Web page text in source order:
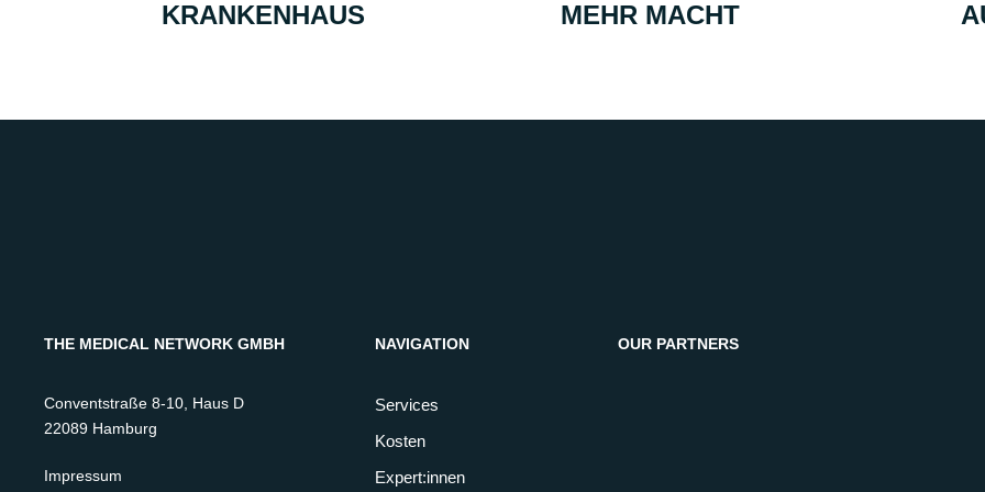
KRANKENHAUS MEHR MACHT
THE MEDICAL NETWORK GMBH
Conventstraße 8-10, Haus D
22089 Hamburg
Impressum
NAVIGATION
Services
Kosten
Expert:innen
OUR PARTNERS